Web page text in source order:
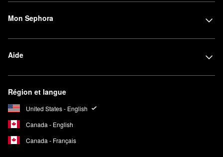
Mon Sephora
Aide
Région et langue
United States - English
Canada - English
Canada - Français